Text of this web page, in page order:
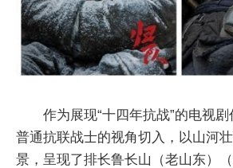
作为展现“十四年抗战”的电视
普通抗联战士的视角切入，以山河
景，呈现了排长鲁长山（老山东）